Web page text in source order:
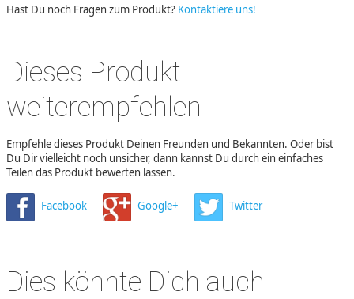
Hast Du noch Fragen zum Produkt? Kontaktiere uns!
Dieses Produkt
weiterempfehlen
Empfehle dieses Produkt Deinen Freunden und Bekannten. Oder bist
Du Dir vielleicht noch unsicher, dann kannst Du durch ein einfaches
Teilen das Produkt bewerten lassen.
Facebook Google+ Twitter
Dies könnte Dich auch